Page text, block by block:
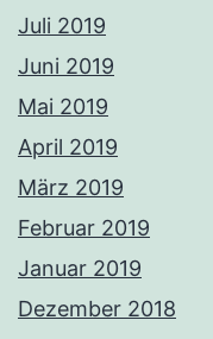
Juli 2019
Juni 2019
Mai 2019
April 2019
März 2019
Februar 2019
Januar 2019
Dezember 2018